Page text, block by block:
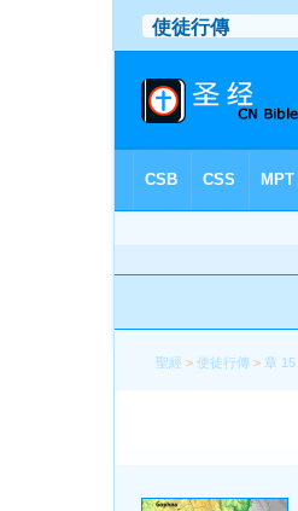
聖經 >使徒行傳 > 章 15